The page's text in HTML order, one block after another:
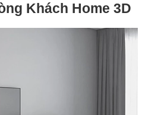
Khách Home 3D